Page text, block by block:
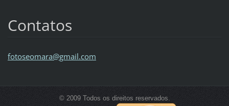
Contatos
fotoseomara@gmail.com
© 2009 Todos os direitos reservados.